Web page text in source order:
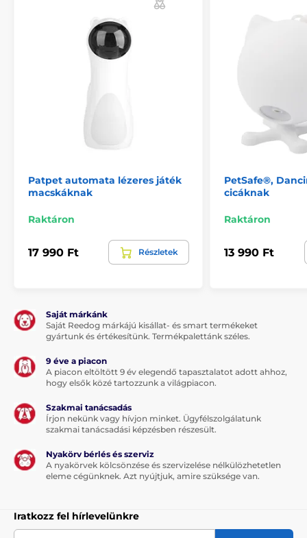
Patpet automata lézeres játék
macskáknak
Raktáron
17 990 Ft Részletek
PetSafe®,
cicáknak
Raktáron
13 990 Ft
Saját márkánk
Saját Reedog márkájú kisállat- és smart termékeket
gyártunk és értékesítünk. Termékpalettánk széles.
9 éve a piacon
A piacon eltöltött 9 év elegendő tapasztalatot adott ahhoz,
hogy elsők közé tartozzunk a világpiacon.
Szakmai tanácsadás
Írjon nekünk vagy hívjon minket. Ügyfélszolgálatunk
szakmai tanácsadási képzésben részesült.
Nyakörv bérlés és szerviz
A nyakörvek kölcsönzése és szervizelése nélkülözhetetlen
eleme cégünknek. Azt nyújtjuk, amire szüksége van.
Iratkozz fel hírlevelünkre